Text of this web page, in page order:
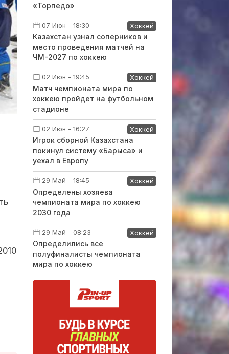
«Торпедо»
07 Июн - 18:30 Хоккей
Казахстан узнал соперников и
место проведения матчей на
ЧМ-2027 по хоккею
02 Июн - 19:45 Хоккей
Матч чемпионата мира по
хоккею пройдет на футбольном
стадионе
02 Июн - 16:27 Хоккей
Игрок сборной Казахстана
покинул систему «Барыса» и
уехал в Европу
29 Май - 18:45 Хоккей
Определены хозяева
чемпионата мира по хоккею
2030 года
29 Май - 08:23 Хоккей
Определились все
полуфиналисты чемпионата
мира по хоккею